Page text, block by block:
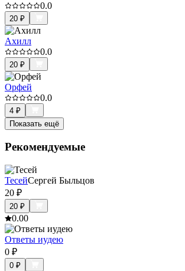
0.0
20 ₽
Ахилл
0.0
20 ₽
Орфей
0.0
4 ₽
Показать ещё
Рекомендуемые
ТесейСергей Быльцов
20 ₽
20 ₽
0.00
Ответы иудею
0 ₽
0 ₽